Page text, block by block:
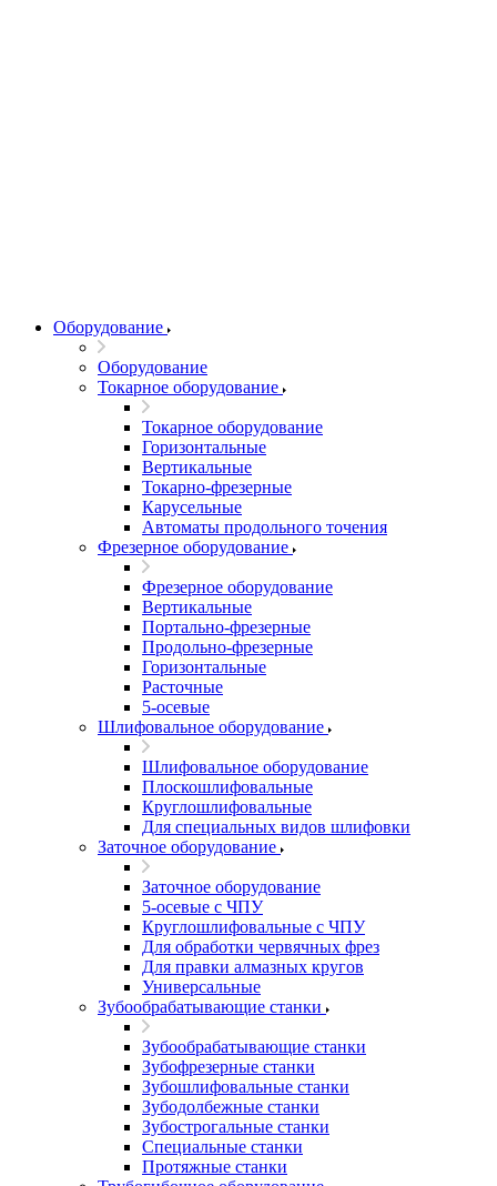
Оборудование
Оборудование
Токарное оборудование
Токарное оборудование
Горизонтальные
Вертикальные
Токарно-фрезерные
Карусельные
Автоматы продольного точения
Фрезерное оборудование
Фрезерное оборудование
Вертикальные
Портально-фрезерные
Продольно-фрезерные
Горизонтальные
Расточные
5-осевые
Шлифовальное оборудование
Шлифовальное оборудование
Плоскошлифовальные
Круглошлифовальные
Для специальных видов шлифовки
Заточное оборудование
Заточное оборудование
5-осевые с ЧПУ
Круглошлифовальные с ЧПУ
Для обработки червячных фрез
Для правки алмазных кругов
Универсальные
Зубообрабатывающие станки
Зубообрабатывающие станки
Зубофрезерные станки
Зубошлифовальные станки
Зубодолбежные станки
Зубострогальные станки
Специальные станки
Протяжные станки